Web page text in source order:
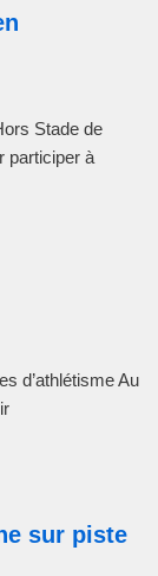
Stade de
participer à
d’athlétisme Au
sur piste